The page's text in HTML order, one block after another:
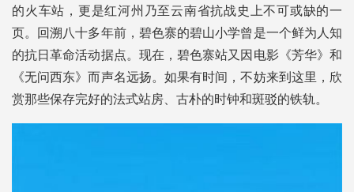
的火车站，更是红河州乃至云南省抗战史上不可或缺的一
页。回溯八十多年前，碧色寨的碧山小学曾是一个鲜为人知
的抗日革命活动据点。现在，碧色寨站又因电影《芳华》和
《无问西东》而声名远扬。如果有时间，不妨来到这里，欣
赏那些保存完好的法式站房、古朴的时钟和斑驳的铁轨。